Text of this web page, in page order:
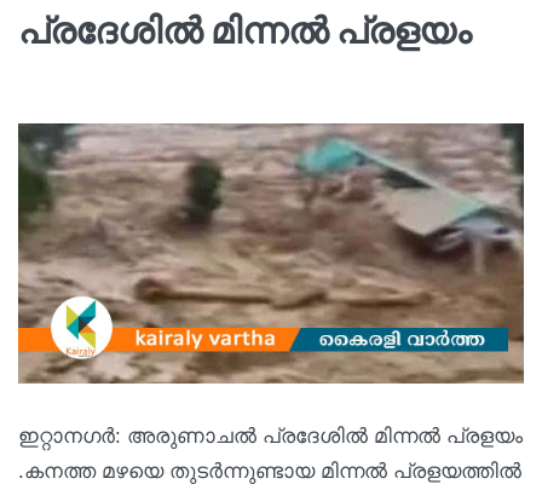
പ്രദേശിൽ മിന്നൽ പ്രളയം
ഇറ്റാനഗര്‍: അരുണാചൽ പ്രദേശിൽ മിന്നൽ പ്രളയം
.കനത്ത മഴയെ തുടർന്നുണ്ടായ മിന്നൽ പ്രളയത്തിൽ